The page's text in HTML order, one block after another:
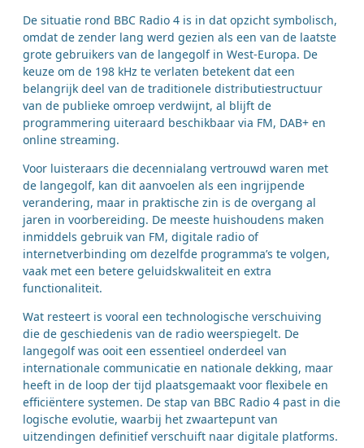
De situatie rond BBC Radio 4 is in dat opzicht symbolisch,
omdat de zender lang werd gezien als een van de laatste
grote gebruikers van de langegolf in West-Europa. De
keuze om de 198 kHz te verlaten betekent dat een
belangrijk deel van de traditionele distributiestructuur
van de publieke omroep verdwijnt, al blijft de
programmering uiteraard beschikbaar via FM, DAB+ en
online streaming.
Voor luisteraars die decennialang vertrouwd waren met
de langegolf, kan dit aanvoelen als een ingrijpende
verandering, maar in praktische zin is de overgang al
jaren in voorbereiding. De meeste huishoudens maken
inmiddels gebruik van FM, digitale radio of
internetverbinding om dezelfde programma’s te volgen,
vaak met een betere geluidskwaliteit en extra
functionaliteit.
Wat resteert is vooral een technologische verschuiving
die de geschiedenis van de radio weerspiegelt. De
langegolf was ooit een essentieel onderdeel van
internationale communicatie en nationale dekking, maar
heeft in de loop der tijd plaatsgemaakt voor flexibele en
efficiëntere systemen. De stap van BBC Radio 4 past in die
logische evolutie, waarbij het zwaartepunt van
uitzendingen definitief verschuift naar digitale platforms.